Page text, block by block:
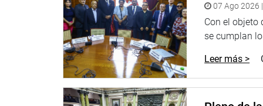
Otro grupo de testigos no se presentó y, en la
expresidente del Consejo de Ministros, Aníbal
Alejandro Aguilar, Beatriz Monteverde
Se trata del caso de la DC 300 formulada por la
congresistas Raúl Doroteo Carbajo, Juan
Ilich López Ureña, y Elvis Vergara Mendoza.
07 Ago 2026
Con el objeto
se cumplan
Leer más >